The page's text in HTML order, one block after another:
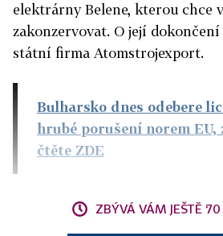
elektrárny Belene, kterou chce
zakonzervovat. O její dokončení
státní firma Atomstrojexport.
Bulharsko dnes odebere
hrubé porušení norem EU,
čtěte ZDE
ZBÝVÁ VÁM JEŠTĚ